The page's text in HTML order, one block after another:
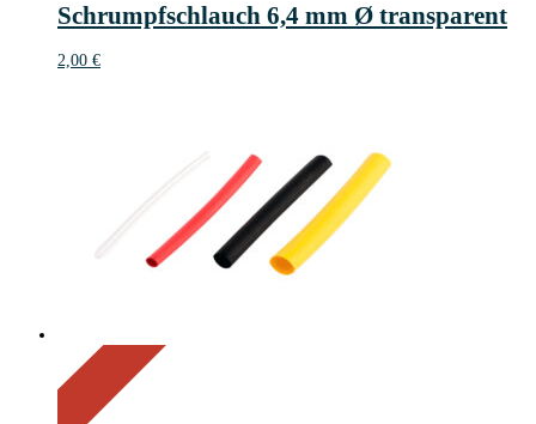
Schrumpfschlauch 6,4 mm Ø transparent
2,00 €
On Sale